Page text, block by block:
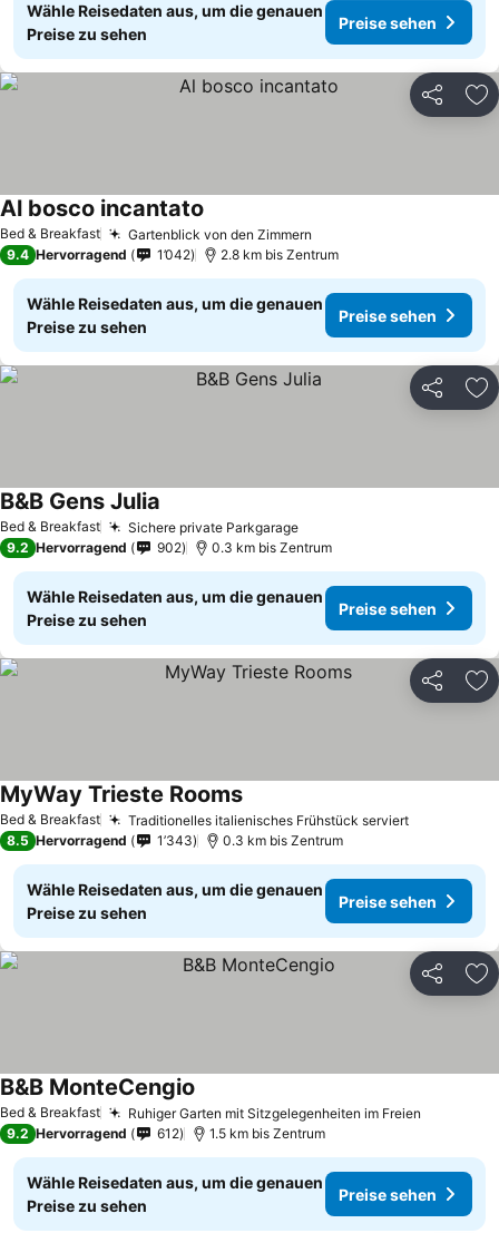
Wähle Reisedaten aus, um die genauen
Preise zu sehen
Preise sehen
Teilen
Bed & Breakfast Gartenblick von den Zimmern
Al bosco incantato
9.4 Hervorragend 1’042 2.8 km bis Zentrum
Wähle Reisedaten aus, um die genauen
Preise zu sehen
Preise sehen
Teilen
Bed & Breakfast Sichere private Parkgarage
B&B Gens Julia
9.2 Hervorragend 902 0.3 km bis Zentrum
Wähle Reisedaten aus, um die genauen
Preise zu sehen
Preise sehen
Teilen
Bed & Breakfast Traditionelles italienisches Frühstück serviert
MyWay Trieste Rooms
8.5 Hervorragend 1’343 0.3 km bis Zentrum
Wähle Reisedaten aus, um die genauen
Preise zu sehen
Preise sehen
Teilen
Bed & Breakfast Ruhiger Garten mit Sitzgelegenheiten im Freien
B&B MonteCengio
9.2 Hervorragend 612 1.5 km bis Zentrum
Wähle Reisedaten aus, um die genauen
Preise zu sehen
Preise sehen